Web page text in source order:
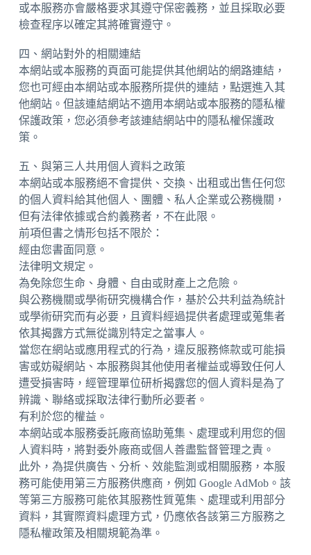
或本服務亦會嚴格要求其遵守保密義務，並且採取必要
檢查程序以確定其將確實遵守。
四、網站對外的相關連結
本網站或本服務的頁面可能提供其他網站的網路連結，
您也可經由本網站或本服務所提供的連結，點選進入其
他網站。但該連結網站不適用本網站或本服務的隱私權
保護政策，您必須參考該連結網站中的隱私權保護政
策。
五、與第三人共用個人資料之政策
本網站或本服務絕不會提供、交換、出租或出售任何您
的個人資料給其他個人、團體、私人企業或公務機關，
但有法律依據或合約義務者，不在此限。
前項但書之情形包括不限於：
經由您書面同意。
法律明文規定。
為免除您生命、身體、自由或財產上之危險。
與公務機關或學術研究機構合作，基於公共利益為統計
或學術研究而有必要，且資料經過提供者處理或蒐集者
依其揭露方式無從識別特定之當事人。
當您在網站或應用程式的行為，違反服務條款或可能損
害或妨礙網站、本服務與其他使用者權益或導致任何人
遭受損害時，經管理單位研析揭露您的個人資料是為了
辨識、聯絡或採取法律行動所必要者。
有利於您的權益。
本網站或本服務委託廠商協助蒐集、處理或利用您的個
人資料時，將對委外廠商或個人善盡監督管理之責。
此外，為提供廣告、分析、效能監測或相關服務，本服
務可能使用第三方服務供應商，例如 Google AdMob。該
等第三方服務可能依其服務性質蒐集、處理或利用部分
資料，其實際資料處理方式，仍應依各該第三方服務之
隱私權政策及相關規範為準。